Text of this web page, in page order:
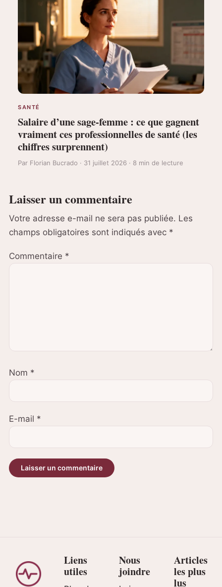
SANTÉ
Salaire d’une sage-femme : ce que gagnent
vraiment ces professionnelles de santé (les
chiffres surprennent)
Par Florian Bucrado · 31 juillet 2026 · 8 min de lecture
Laisser un commentaire
Votre adresse e-mail ne sera pas publiée. Les
champs obligatoires sont indiqués avec *
Commentaire *
Nom *
E-mail *
Liens
utiles
Nous
joindre
Articles
les plus
lus